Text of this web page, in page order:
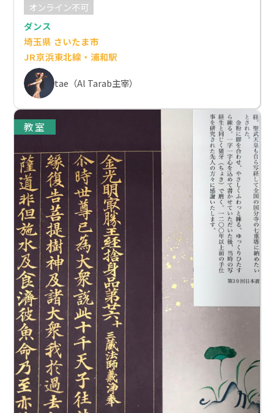
オンライン不可
ダンス
埼玉県 さいたま市
JR京浜東北線・浦和駅
tae（Al Tarab主宰）
教室